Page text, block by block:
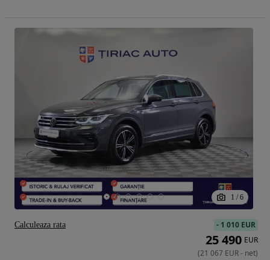
1 / 6
- 1 010 EUR
25 490 EUR
(21 067 EUR- net)
Calculeaza rata